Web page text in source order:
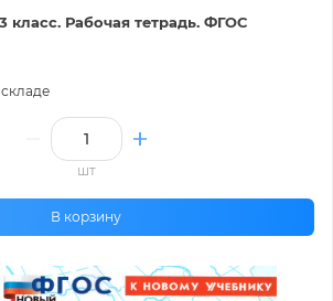
класс. Рабочая тетрадь. ФГОС
шт
В корзину